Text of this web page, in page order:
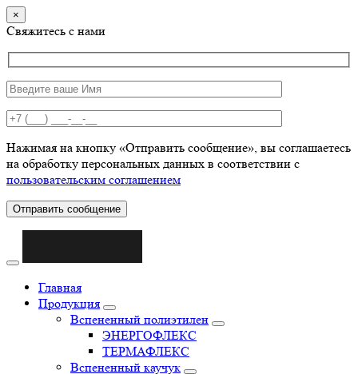
×
Свяжитесь с нами
Нажимая на кнопку «Отправить сообщение», вы соглашаетесь
на обработку персональных данных в соответствии с
пользовательским соглашением
Отправить сообщение
Главная
Продукция
Вспененный полиэтилен
ЭНЕРГОФЛЕКС
ТЕРМАФЛЕКС
Вспененный каучук